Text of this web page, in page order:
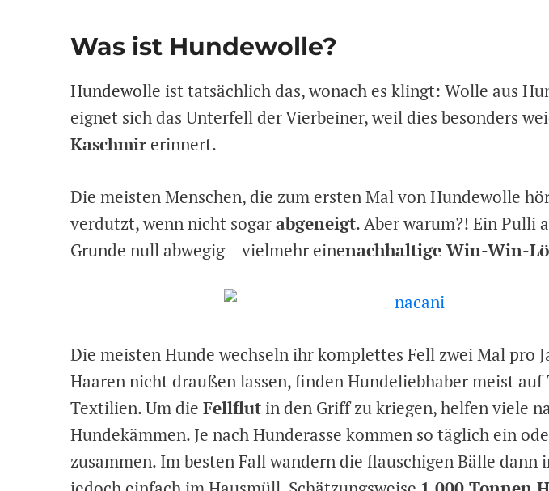
Was ist Hundewolle?
Hundewolle ist tatsächlich das, wonach es klingt: Wolle aus
eignet sich das Unterfell der Vierbeiner, weil dies besonders
Kaschmirerinnert.
Die meisten Menschen, die zum ersten Mal von Hundewolle
verdutzt, wenn nicht sogarabgeneigt. Aber warum?! Ein Pulli
Grunde null abwegig – vielmehr einenachhaltige Win-Win-
Die meisten Hunde wechseln ihr komplettes Fell zwei Mal pro
Haaren nicht draußen lassen, finden Hundeliebhaber meist auf
Textilien. Um die Fellflut in den Griff zu kriegen, helfen viele
Hundekämmen. Je nach Hunderasse kommen so täglich ein
zusammen. Im besten Fall wandern die flauschigen Bälle dann